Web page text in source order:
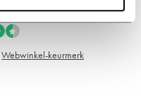
Webwinkel-keurmerk